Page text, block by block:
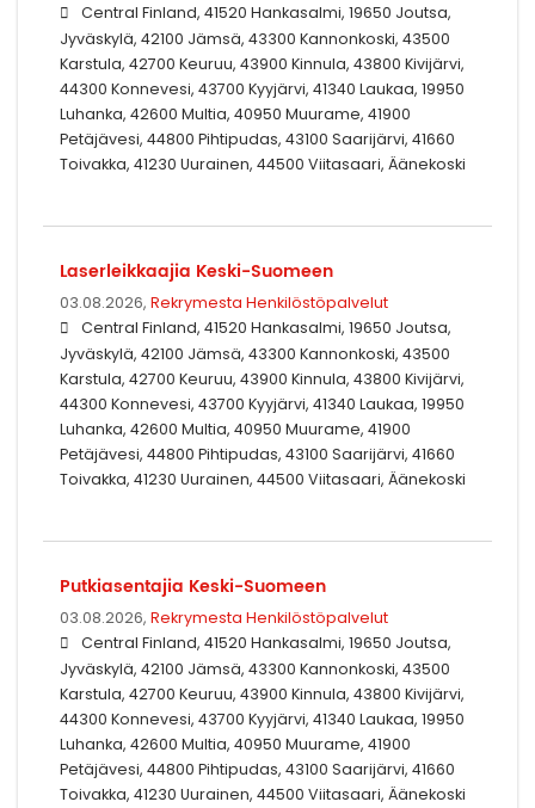
Central Finland, 41520 Hankasalmi, 19650 Joutsa,
Jyväskylä, 42100 Jämsä, 43300 Kannonkoski, 43500
Karstula, 42700 Keuruu, 43900 Kinnula, 43800 Kivijärvi,
44300 Konnevesi, 43700 Kyyjärvi, 41340 Laukaa, 19950
Luhanka, 42600 Multia, 40950 Muurame, 41900
Petäjävesi, 44800 Pihtipudas, 43100 Saarijärvi, 41660
Toivakka, 41230 Uurainen, 44500 Viitasaari, Äänekoski
Laserleikkaajia Keski-Suomeen
03.08.2026, Rekrymesta Henkilöstöpalvelut
Central Finland, 41520 Hankasalmi, 19650 Joutsa,
Jyväskylä, 42100 Jämsä, 43300 Kannonkoski, 43500
Karstula, 42700 Keuruu, 43900 Kinnula, 43800 Kivijärvi,
44300 Konnevesi, 43700 Kyyjärvi, 41340 Laukaa, 19950
Luhanka, 42600 Multia, 40950 Muurame, 41900
Petäjävesi, 44800 Pihtipudas, 43100 Saarijärvi, 41660
Toivakka, 41230 Uurainen, 44500 Viitasaari, Äänekoski
Putkiasentajia Keski-Suomeen
03.08.2026, Rekrymesta Henkilöstöpalvelut
Central Finland, 41520 Hankasalmi, 19650 Joutsa,
Jyväskylä, 42100 Jämsä, 43300 Kannonkoski, 43500
Karstula, 42700 Keuruu, 43900 Kinnula, 43800 Kivijärvi,
44300 Konnevesi, 43700 Kyyjärvi, 41340 Laukaa, 19950
Luhanka, 42600 Multia, 40950 Muurame, 41900
Petäjävesi, 44800 Pihtipudas, 43100 Saarijärvi, 41660
Toivakka, 41230 Uurainen, 44500 Viitasaari, Äänekoski